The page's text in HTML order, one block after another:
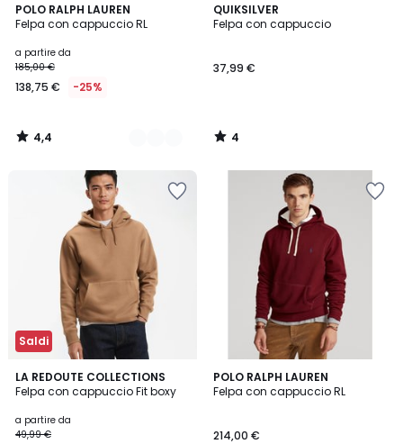
POLO RALPH LAUREN
Felpa con cappuccio RL
a partire da
185,00 €
138,75 € -25%
4,4
/ 5
5
Colori
4,4
/
QUIKSILVER
Felpa con cappuccio
37,99 €
4
/
4
/
Saldi
LA REDOUTE COLLECTIONS
Felpa con cappuccio Fit boxy
a partire da
49,99 €
3
Colori
POLO RALPH LAUREN
Felpa con cappuccio RL
214,00 €
4,4
/ 5